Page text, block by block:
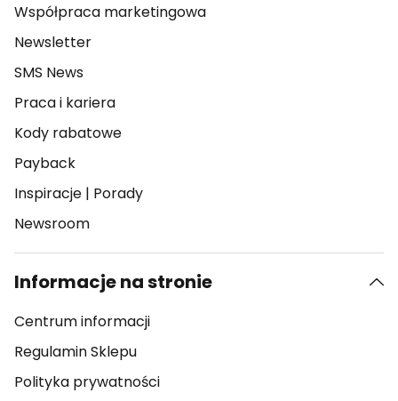
Współpraca marketingowa
Newsletter
SMS News
Praca i kariera
Kody rabatowe
Payback
Inspiracje | Porady
Newsroom
Informacje na stronie
Centrum informacji
Regulamin Sklepu
Polityka prywatności